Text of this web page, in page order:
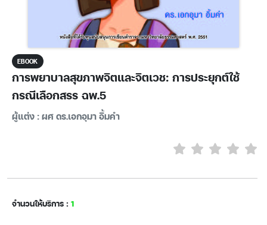
EBOOK
การพยาบาลสุขภาพจิตและจิตเวช: การประยุกต์ใช้
กรณีเลือกสรร ฉพ.5
ผู้แต่ง : ผศ ดร.เอกอุมา อิ้มคำ
จำนวนให้บริการ : 1